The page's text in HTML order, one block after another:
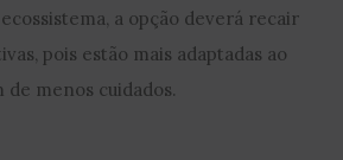
a opção deverá recair
pois estão mais adaptadas ao
menos cuidados.